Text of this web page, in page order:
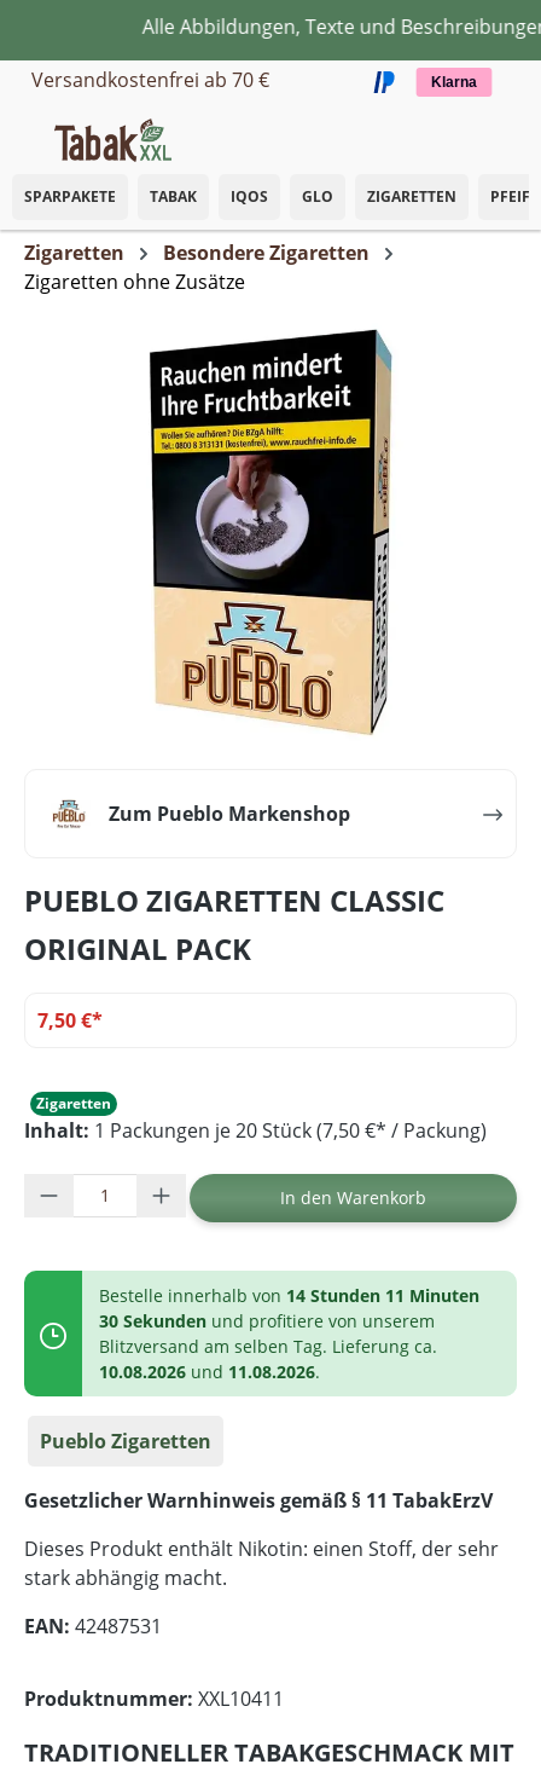
Zum Hauptinhalt springenAlle Abbildungen, Texte und
Versandkostenfrei ab 70 €
Klarna
SPARPAKETE TABAK IQOS GLO ZIGARETTEN
Zigaretten
Besondere Zigaretten
Zigaretten ohne Zusätze
Zum Pueblo Markenshop
PUEBLO ZIGARETTEN CLASSIC
ORIGINAL PACK
7,50 €*
Zigaretten
Inhalt: 1 Packungen je 20 Stück (7,50 €* / Packung)
Produkt Anzahl: Gib den gewünschten
In den Warenkorb
Bestelle innerhalb von 14 Stunden 11 Minuten
30 Sekunden und profitiere von unserem
Blitzversand am selben Tag. Lieferung ca.
10.08.2026 und 11.08.2026.
Pueblo Zigaretten
Gesetzlicher Warnhinweis gemäß § 11 TabakErzV
Dieses Produkt enthält Nikotin: einen Stoff, der sehr
stark abhängig macht.
EAN: 42487531
Produktnummer: XXL10411
TRADITIONELLER TABAKGESCHMACK MIT